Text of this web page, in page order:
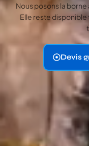
Nous posons la
Elle reste disponible
Devis